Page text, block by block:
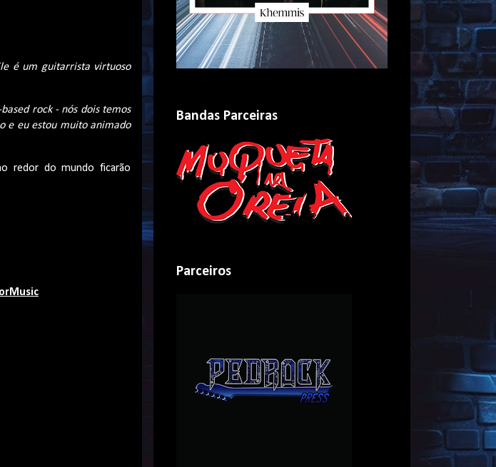
é um guitarrista virtuoso
rock - nós dois temos
e eu estou muito animado
redor do mundo ficarão
Bandas Parceiras
Parceiros